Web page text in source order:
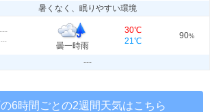
暑くなく、眠りやすい環境
---
---
曇一時雨
30℃
21℃
90%
---
6時間ごとの2週間天気はこちら